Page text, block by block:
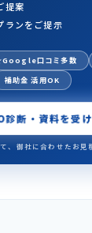
提案
ランをご提示
口コミ多数
補助金 活用OK
診断・資料を受
、御社に合わせたお見